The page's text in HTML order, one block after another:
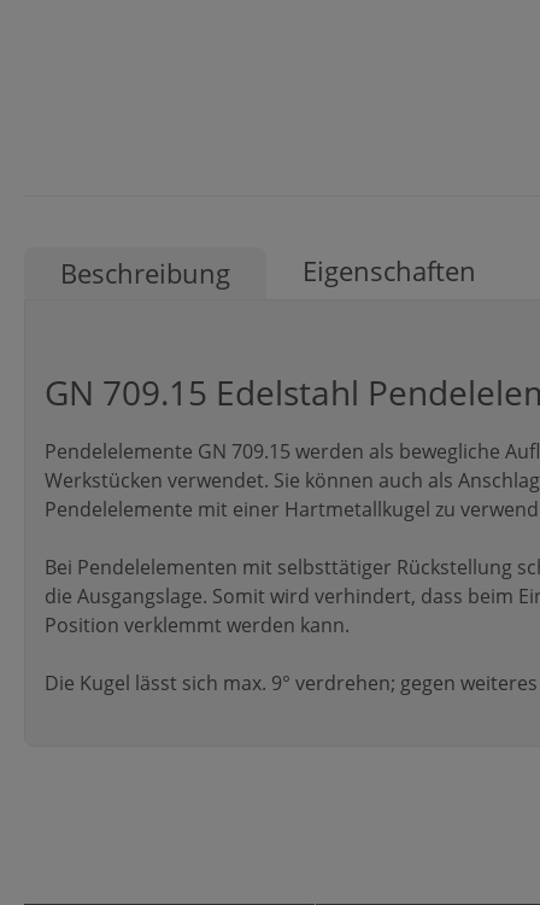
Beschreibung Eigenschaften
GN 709.15 Edelstahl
Pendelelemente GN 709.15 werden als bewegliche
Werkstücken verwendet. Sie können auch als
Pendelelemente mit einer Hartmetallkugel zu
Bei Pendelelementen mit selbsttätiger Rückstellung
die Ausgangslage. Somit wird verhindert, dass beim
Position verklemmt werden kann.
Die Kugel lässt sich max. 9° verdrehen; gegen